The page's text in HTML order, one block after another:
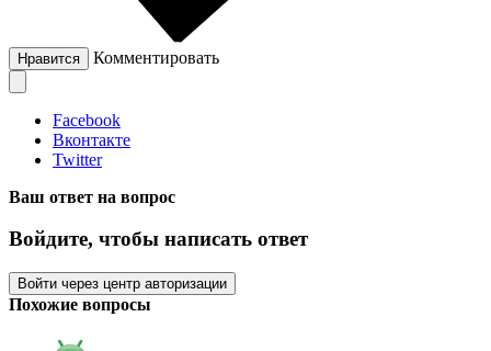
Нравится Комментировать
Facebook
Вконтакте
Twitter
Ваш ответ на вопрос
Войдите, чтобы написать ответ
Войти через центр авторизации
Похожие вопросы